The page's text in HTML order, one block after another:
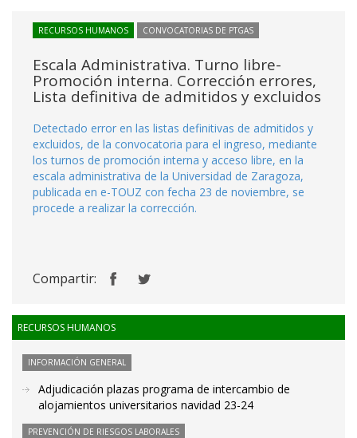
RECURSOS HUMANOS CONVOCATORIAS DE PTGAS
Escala Administrativa. Turno libre-
Promoción interna. Corrección errores,
Lista definitiva de admitidos y excluidos
Detectado error en las listas definitivas de admitidos y
excluidos, de la convocatoria para el ingreso, mediante
los turnos de promoción interna y acceso libre, en la
escala administrativa de la Universidad de Zaragoza,
publicada en e-TOUZ con fecha 23 de noviembre, se
procede a realizar la corrección.
Compartir:
RECURSOS HUMANOS
INFORMACIÓN GENERAL
Adjudicación plazas programa de intercambio de
alojamientos universitarios navidad 23-24
PREVENCIÓN DE RIESGOS LABORALES